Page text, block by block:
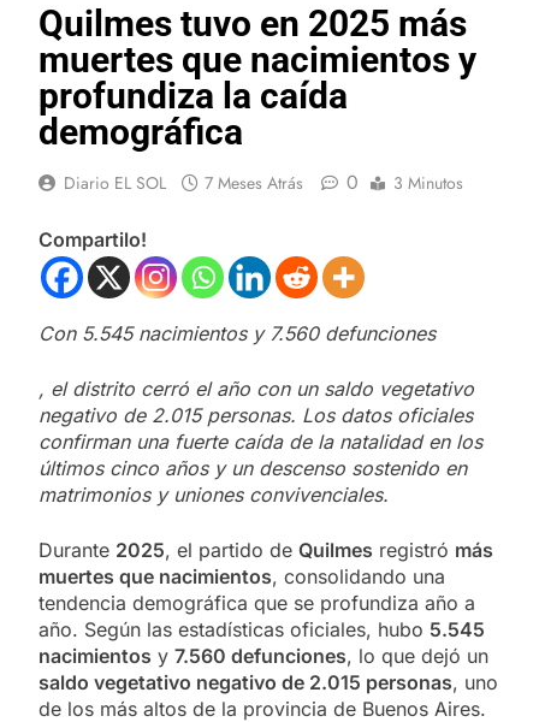
Quilmes tuvo en 2025 más
muertes que nacimientos y
profundiza la caída
demográfica
Diario EL SOL 7 Meses Atrás 0 3 Minutos
Compartilo!
Con 5.545 nacimientos y 7.560 defunciones
, el distrito cerró el año con un saldo vegetativo
negativo de 2.015 personas. Los datos oficiales
confirman una fuerte caída de la natalidad en los
últimos cinco años y un descenso sostenido en
matrimonios y uniones convivenciales.
Durante 2025, el partido de Quilmes registró más
muertes que nacimientos, consolidando una
tendencia demográfica que se profundiza año a
año. Según las estadísticas oficiales, hubo 5.545
nacimientos y 7.560 defunciones, lo que dejó un
saldo vegetativo negativo de 2.015 personas, uno
de los más altos de la provincia de Buenos Aires.